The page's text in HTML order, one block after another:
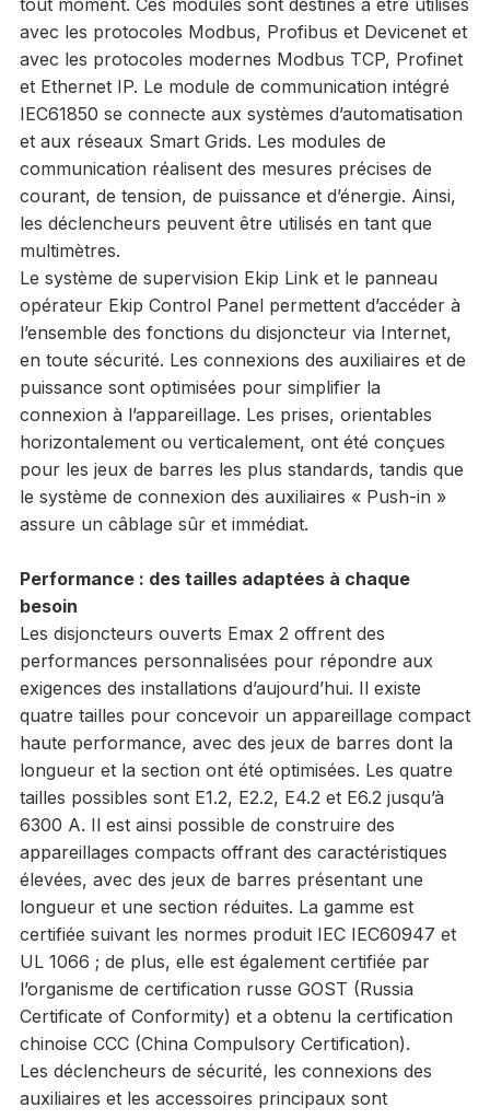
avec les protocoles Modbus, Profibus et Devicenet et
avec les protocoles modernes Modbus TCP, Profinet
et Ethernet IP. Le module de communication intégré
IEC61850 se connecte aux systèmes d’automatisation
et aux réseaux Smart Grids. Les modules de
communication réalisent des mesures précises de
courant, de tension, de puissance et d’énergie. Ainsi,
les déclencheurs peuvent être utilisés en tant que
multimètres.
Le système de supervision Ekip Link et le panneau
opérateur Ekip Control Panel permettent d’accéder à
l’ensemble des fonctions du disjoncteur via Internet,
en toute sécurité. Les connexions des auxiliaires et de
puissance sont optimisées pour simplifier la
connexion à l’appareillage. Les prises, orientables
horizontalement ou verticalement, ont été conçues
pour les jeux de barres les plus standards, tandis que
le système de connexion des auxiliaires « Push-in »
assure un câblage sûr et immédiat.
Performance : des tailles adaptées à chaque
besoin
Les disjoncteurs ouverts Emax 2 offrent des
performances personnalisées pour répondre aux
exigences des installations d’aujourd’hui. Il existe
quatre tailles pour concevoir un appareillage compact
haute performance, avec des jeux de barres dont la
longueur et la section ont été optimisées. Les quatre
tailles possibles sont E1.2, E2.2, E4.2 et E6.2 jusqu’à
6300 A. Il est ainsi possible de construire des
appareillages compacts offrant des caractéristiques
élevées, avec des jeux de barres présentant une
longueur et une section réduites. La gamme est
certifiée suivant les normes produit IEC IEC60947 et
UL 1066 ; de plus, elle est également certifiée par
l’organisme de certification russe GOST (Russia
Certificate of Conformity) et a obtenu la certification
chinoise CCC (China Compulsory Certification).
Les déclencheurs de sécurité, les connexions des
auxiliaires et les accessoires principaux sont